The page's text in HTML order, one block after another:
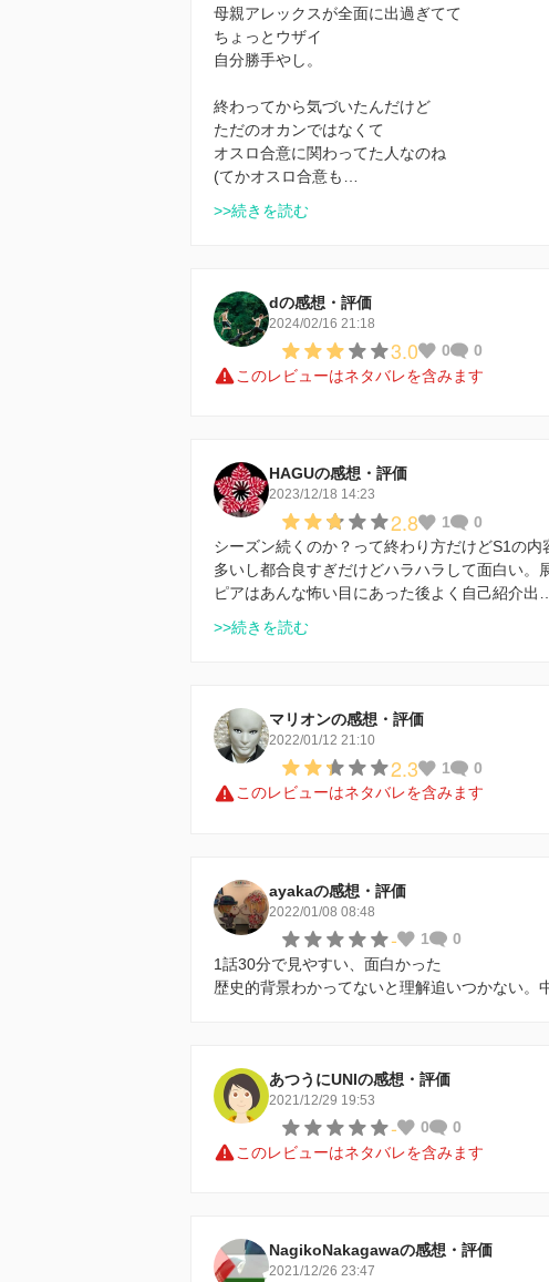
母親アレックスが全面に出過ぎてて
ちょっとウザイ
自分勝手やし。
終わってから気づいたんだけど
ただのオカンではなくて
オスロ合意に関わってた人なのね
(てかオスロ合意も…
>>続きを読む
dの感想・評価
2024/02/16 21:18
3.0 0
0
このレビューはネタバレを含みます
HAGUの感想・評価
2023/12/18 14:23
2.8 1
0
シーズン続くのか？って終わり方だけどS1の
多いし都合良すぎだけどハラハラして面白い。
ピアはあんな怖い目にあった後よく自己紹介出…
>>続きを読む
マリオンの感想・評価
2022/01/12 21:10
2.3 1
0
このレビューはネタバレを含みます
ayakaの感想・評価
2022/01/08 08:48
- 1
0
1話30分で見やすい、面白かった
歴史的背景わかってないと理解追いつかない。
あつうにUNIの感想・評価
2021/12/29 19:53
- 0
0
このレビューはネタバレを含みます
NagikoNakagawaの感想・評価
2021/12/26 23:47